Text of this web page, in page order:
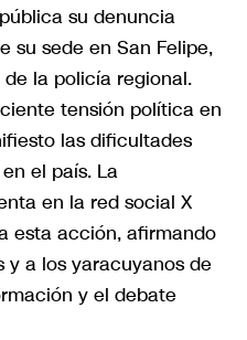
su denuncia
su sede en San Felipe,
la policía regional.
tensión política en
las dificultades
el país. La
en la red social X
esta acción, afirmando
y a los yaracuyanos de
y el debate